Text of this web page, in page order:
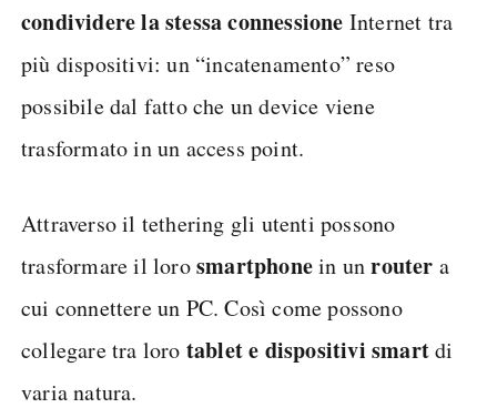
condividere la stessa connessione Internet tra
più dispositivi: un “incatenamento” reso
possibile dal fatto che un device viene
trasformato in un access point.
Attraverso il tethering gli utenti possono
trasformare il lorosmartphonein unrouter a
cui connettere un PC. Così come possono
collegare tra loro tablet e dispositivi smartdi
varia natura.